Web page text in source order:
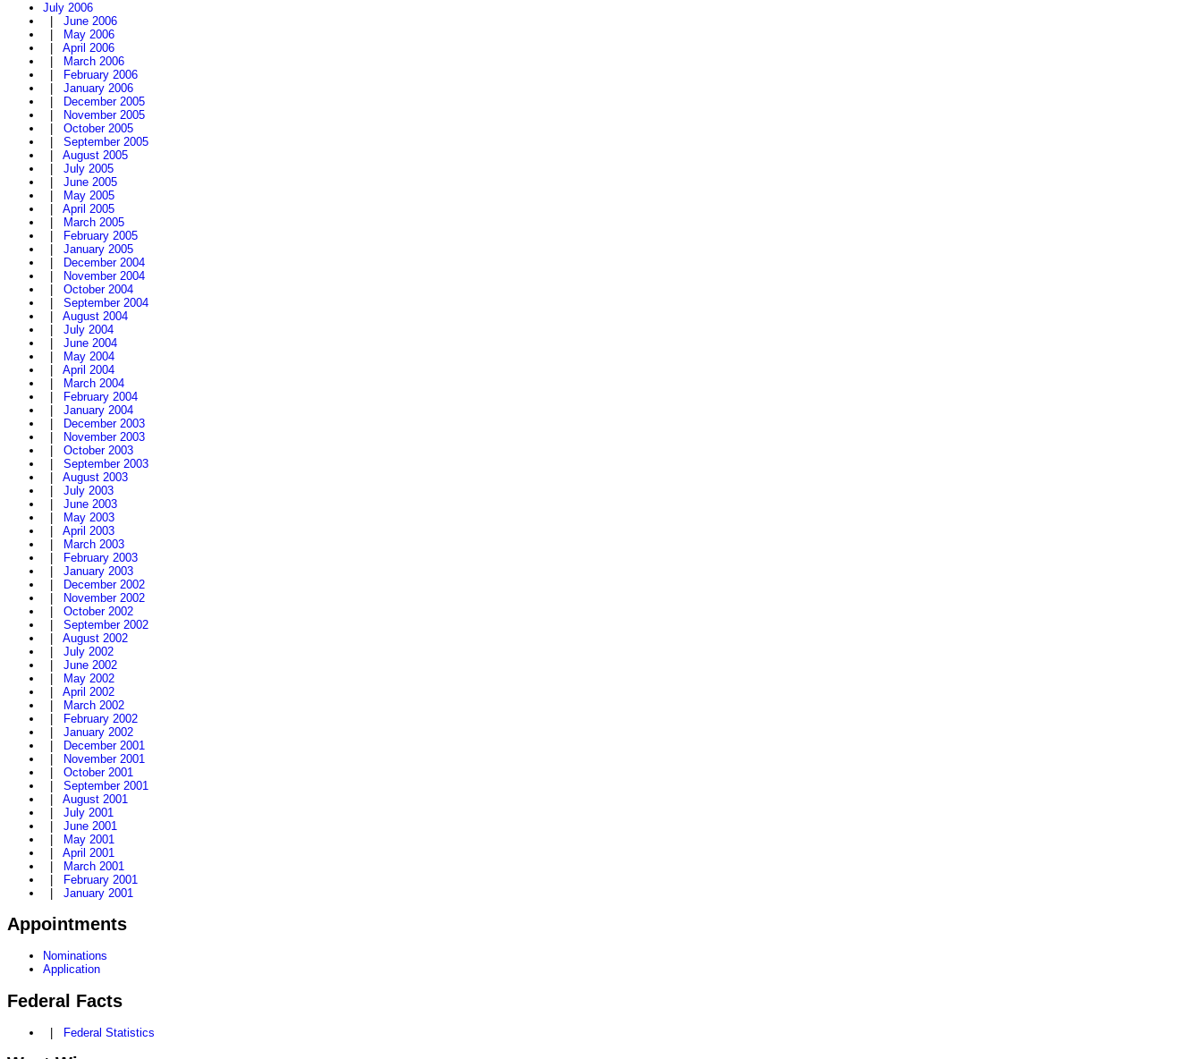
July 2006
June 2006
May 2006
April 2006
March 2006
February 2006
January 2006
December 2005
November 2005
October 2005
September 2005
August 2005
July 2005
June 2005
May 2005
April 2005
March 2005
February 2005
January 2005
December 2004
November 2004
October 2004
September 2004
August 2004
July 2004
June 2004
May 2004
April 2004
March 2004
February 2004
January 2004
December 2003
November 2003
October 2003
September 2003
August 2003
July 2003
June 2003
May 2003
April 2003
March 2003
February 2003
January 2003
December 2002
November 2002
October 2002
September 2002
August 2002
July 2002
June 2002
May 2002
April 2002
March 2002
February 2002
January 2002
December 2001
November 2001
October 2001
September 2001
August 2001
July 2001
June 2001
May 2001
April 2001
March 2001
February 2001
January 2001
Appointments
Nominations
Application
Federal Facts
| Federal Statistics